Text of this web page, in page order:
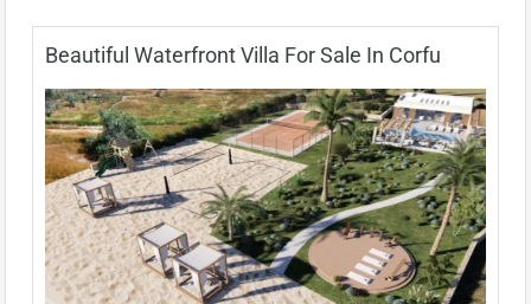
Beautiful Waterfront Villa For Sale In Corfu